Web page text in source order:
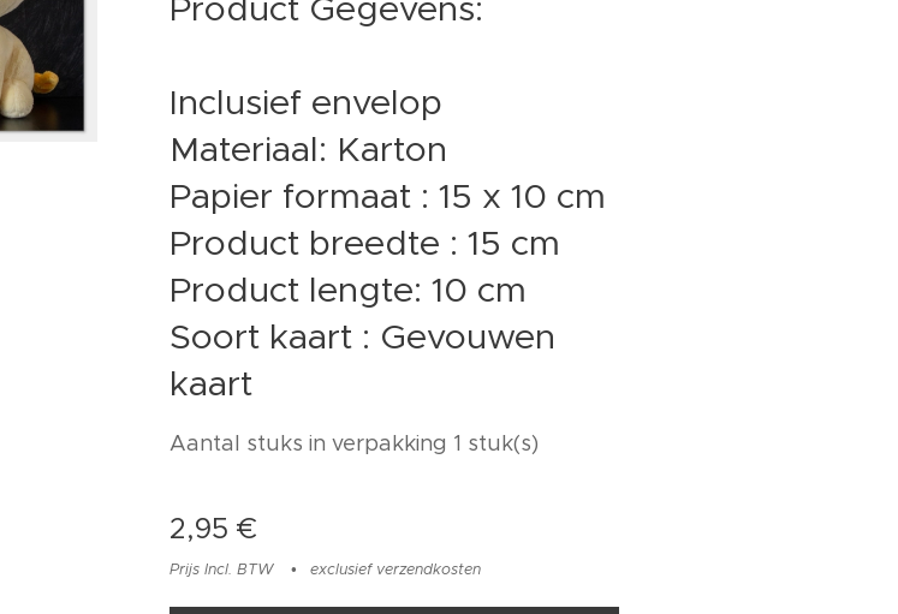
Inclusief envelop
Materiaal: Karton
Papier formaat : 15 x 10 cm
Product breedte : 15 cm
Product lengte: 10 cm
Soort kaart : Gevouwen
kaart
Aantal stuks in verpakking 1 stuk(s)
2,95 €
Prijs Incl. BTW exclusief verzendkosten